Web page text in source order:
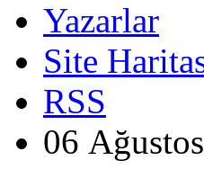
Yazarlar
Site
RSS
06